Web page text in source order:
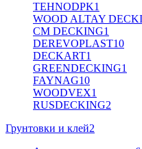
TEHNODPK1
WOOD ALTAY
CM DECKING1
DEREVOPLAST10
DECKART1
GREENDECKING1
FAYNAG10
WOODVEX1
RUSDECKING2
Грунтовки и клей2